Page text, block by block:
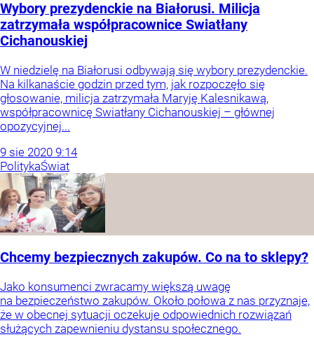
Wybory prezydenckie na Białorusi. Milicja
zatrzymała współpracownice Swiatłany
Cichanouskiej
W niedzielę na Białorusi odbywają się wybory prezydenckie.
Na kilkanaście godzin przed tym, jak rozpoczęło się
głosowanie, milicja zatrzymała Maryję Kalesnikawą,
współpracownicę Swiatłany Cichanouskiej – głównej
opozycyjnej...
9 sie 2020 9:14
PolitykaŚwiat
Chcemy bezpiecznych zakupów. Co na to sklepy?
Jako konsumenci zwracamy większą uwagę
na bezpieczeństwo zakupów. Około połowa z nas przyznaje,
że w obecnej sytuacji oczekuje odpowiednich rozwiązań
służących zapewnieniu dystansu społecznego.